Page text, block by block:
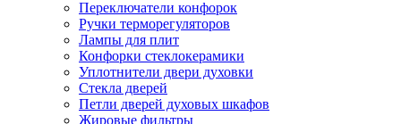
Переключатели конфорок
Ручки терморегуляторов
Лампы для плит
Конфорки стеклокерамики
Уплотнители двери духовки
Стекла дверей
Петли дверей духовых шкафов
Жировые фильтры